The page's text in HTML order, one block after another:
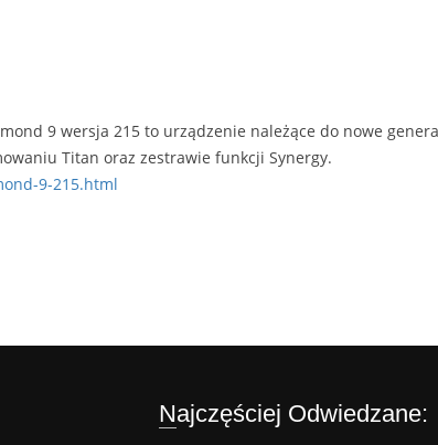
9 wersja 215 to urządzenie należące do nowe
Titan oraz zestrawie funkcji Synergy.
9-215.html
Najczęściej Odwiedzane: